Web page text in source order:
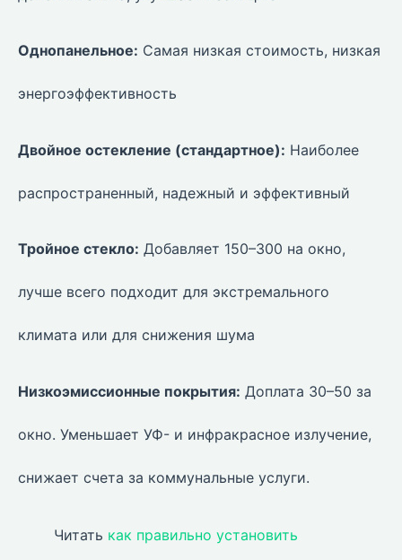
Однопанельное: Самая низкая стоимость, низкая
энергоэффективность
Двойное остекление (стандартное): Наиболее
распространенный, надежный и эффективный
Тройное стекло: Добавляет 150–300 на окно,
лучше всего подходит для экстремального
климата или для снижения шума
Низкоэмиссионные покрытия: Доплата 30–50 за
окно. Уменьшает УФ- и инфракрасное излучение,
снижает счета за коммунальные услуги.
Читать как правильно установить